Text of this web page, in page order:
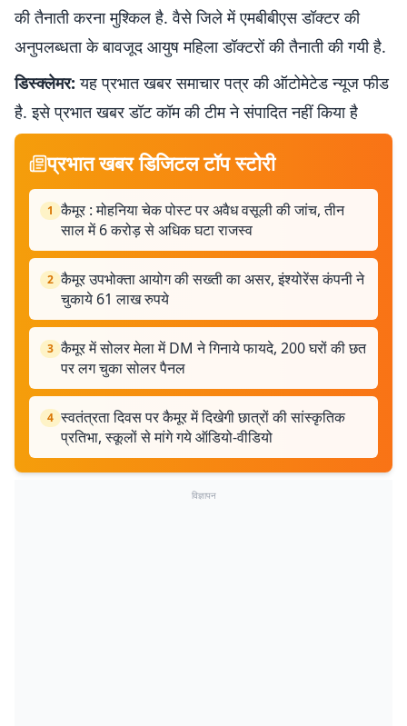
की तैनाती करना मुश्किल है. वैसे जिले में एमबीबीएस डॉक्टर की
अनुपलब्धता के बावजूद आयुष महिला डॉक्टरों की तैनाती की गयी है.
डिस्क्लेमर: यह प्रभात खबर समाचार पत्र की ऑटोमेटेड न्यूज फीड
है. इसे प्रभात खबर डॉट कॉम की टीम ने संपादित नहीं किया है
प्रभात खबर डिजिटल टॉप स्टोरी
1 कैमूर : मोहनिया चेक पोस्ट पर अवैध वसूली की जांच, तीन
साल में 6 करोड़ से अधिक घटा राजस्व
2 कैमूर उपभोक्ता आयोग की सख्ती का असर, इंश्योरेंस कंपनी ने
चुकाये 61 लाख रुपये
3 कैमूर में सोलर मेला में DM ने गिनाये फायदे, 200 घरों की छत
पर लग चुका सोलर पैनल
4 स्वतंत्रता दिवस पर कैमूर में दिखेगी छात्रों की सांस्कृतिक
प्रतिभा, स्कूलों से मांगे गये ऑडियो-वीडियो
विज्ञापन